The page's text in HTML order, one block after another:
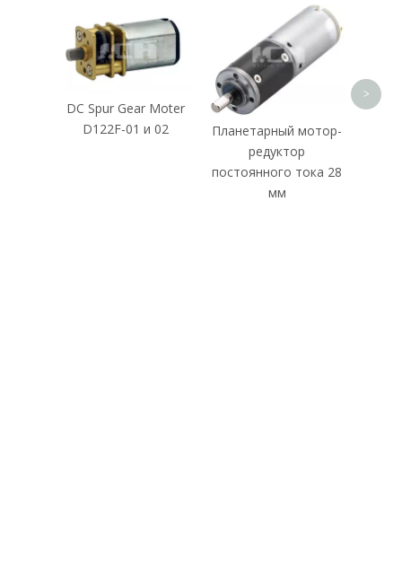
DC Spur Gear Moter
D122F-01 и 02
Планетарный мотор-
редуктор
постоянного тока 28
мм
>